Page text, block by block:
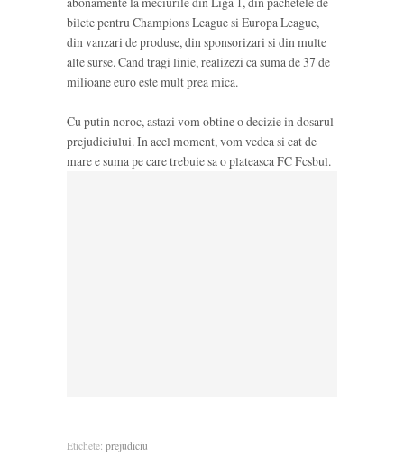
bilete pentru Champions League si Europa League,
din vanzari de produse, din sponsorizari si din multe
alte surse. Cand tragi linie, realizezi ca suma de 37 de
milioane euro este mult prea mica.
Cu putin noroc, astazi vom obtine o decizie in dosarul
prejudiciului. In acel moment, vom vedea si cat de
mare e suma pe care trebuie sa o plateasca FC Fcsbul.
Etichete: prejudiciu